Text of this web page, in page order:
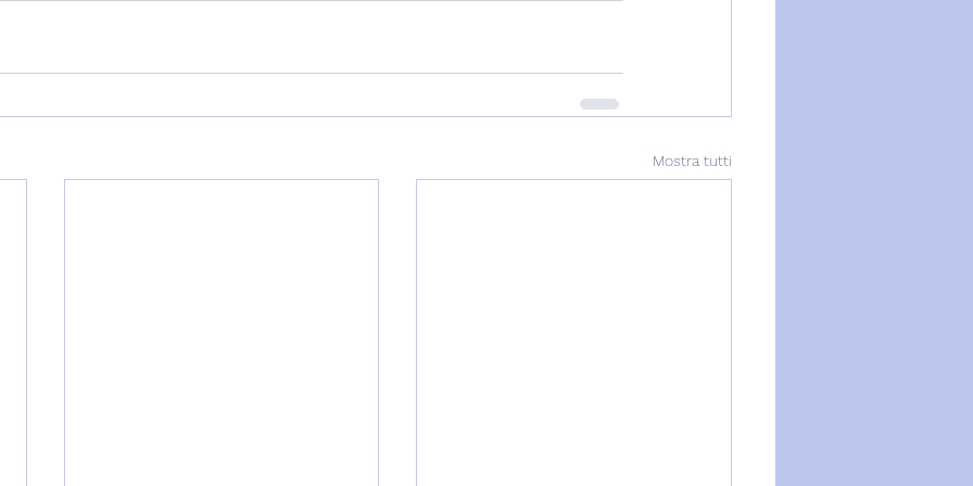
Mostra tutti